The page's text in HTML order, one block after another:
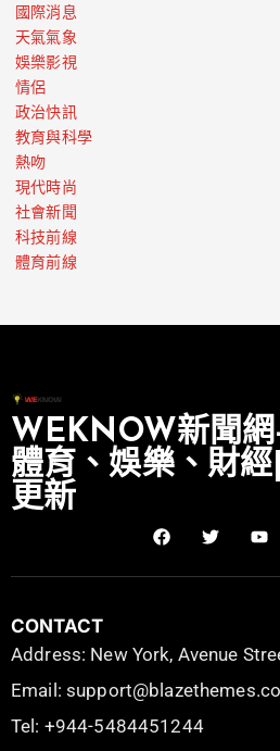
國際消息
天氣氣象
娛樂影視
情侶
政治快訊
教育與科學
熱吻
現代時尚
社會新聞
科技前線
體育前線
WEKNOW新聞網
體育、娛樂、財
更新
CONTACT
Address: New York, Avenue
Email:
Tel: +944-5484451244